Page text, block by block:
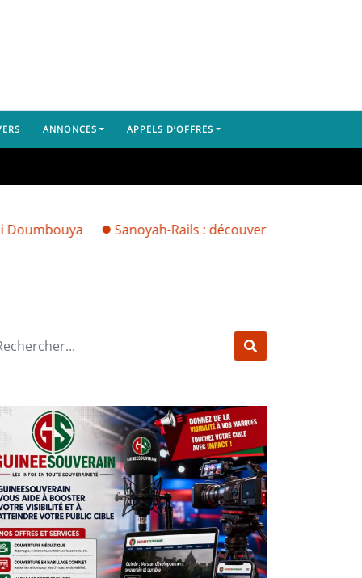
ANNONCES APPELS D’OFFRES
Sanoyah-Rails : découverte du corps d’un